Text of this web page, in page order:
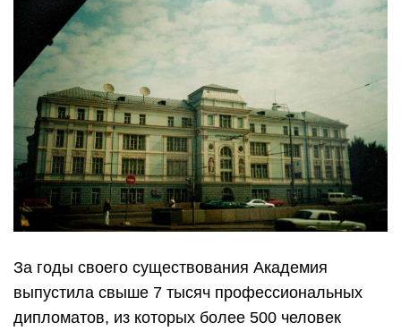
За годы своего существования Академия
выпустила свыше 7 тысяч профессиональных
дипломатов, из которых более 500 человек